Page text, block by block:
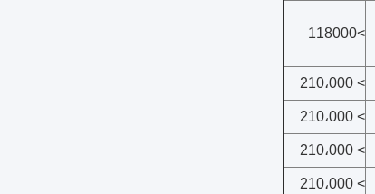
>118000
> 210،000
> 210،000
> 210،000
> 210،000